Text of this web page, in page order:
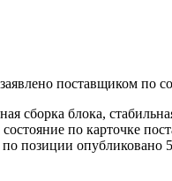
поставщиком по
сборка блока,
по карточке
позиции опубликовано